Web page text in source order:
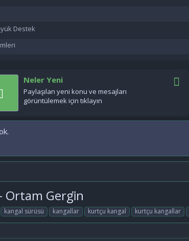
Destek
Neler Yeni
Paylaşılan yeni konu ve mesajları
görüntülemek için tıklayın
Ortam Gergi̇n
kangal sürüsü kangallar kurtçu kangal kurtçu kangallar